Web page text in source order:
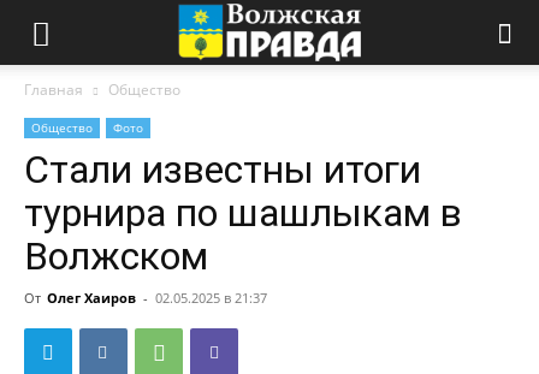
Главная Общество
Общество Фото
Стали известны итоги
турнира по шашлыкам в
Волжском
От Олег Хаиров - 02.05.2025 в 21:37